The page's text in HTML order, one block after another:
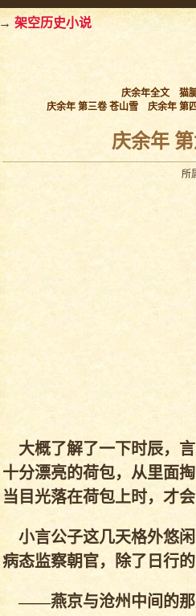
→ 架空历史小说
庆余年全文 猫
庆余年 第三卷 苍山雪
庆余年 第
庆余年
所
大概了解了一下时辰，
十分漂亮的荷包，从里面
当目光落在荷包上时，才
小言公子这几天格外悠
病态监察朝官，除了日行
——燕京与沧州中间的那